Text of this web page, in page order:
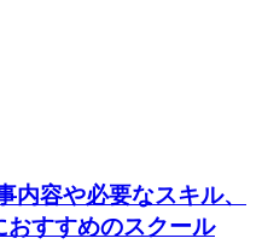
容や必要なスキル、
おすすめのスクール